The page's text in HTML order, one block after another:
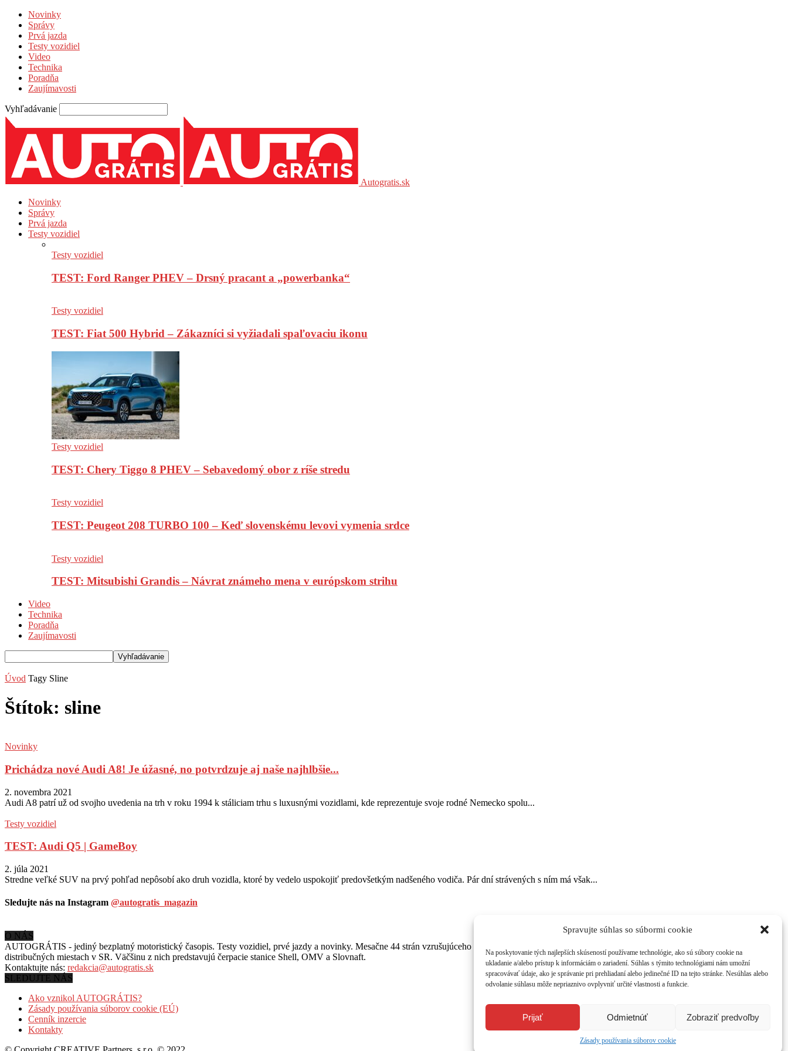
Spravujte súhlas so súbormi cookie
Na poskytovanie tých najlepších skúseností používame technológie, ako sú súbory cookie na
ukladanie a/alebo prístup k informáciám o zariadení. Súhlas s týmito technológiami nám umožní
spracovávať údaje, ako je správanie pri prehliadaní alebo jedinečné ID na tejto stránke. Nesúhlas alebo
odvolanie súhlasu môže nepriaznivo ovplyvniť určité vlastnosti a funkcie.
Prijať Odmietnúť Zobraziť predvoľby
Zásady používania súborov cookie
Novinky
Správy
Prvá jazda
Testy vozidiel
Video
Technika
Poradňa
Zaujímavosti
Vyhľadávanie
Autogratis.sk
Novinky
Správy
Prvá jazda
Testy vozidiel
Testy vozidiel
TEST: Ford Ranger PHEV – Drsný pracant a „powerbanka“
Testy vozidiel
TEST: Fiat 500 Hybrid – Zákazníci si vyžiadali spaľovaciu ikonu
Testy vozidiel
TEST: Chery Tiggo 8 PHEV – Sebavedomý obor z ríše stredu
Testy vozidiel
TEST: Peugeot 208 TURBO 100 – Keď slovenskému levovi vymenia srdce
Testy vozidiel
TEST: Mitsubishi Grandis – Návrat známeho mena v európskom strihu
Video
Technika
Poradňa
Zaujímavosti
Úvod Tagy Sline
Štítok: sline
Novinky
Prichádza nové Audi A8! Je úžasné, no potvrdzuje aj naše najhlbšie...
2. novembra 2021
Audi A8 patrí už od svojho uvedenia na trh v roku 1994 k stáliciam trhu s luxusnými vozidlami, kde reprezentuje svoje rodné Nemecko spolu...
Testy vozidiel
TEST: Audi Q5 | GameBoy
2. júla 2021
Stredne veľké SUV na prvý pohľad nepôsobí ako druh vozidla, ktoré by vedelo uspokojiť predovšetkým nadšeného vodiča. Pár dní strávených s ním má však...
Sledujte nás na Instagram @autogratis_magazin
O NÁS
AUTOGRÁTIS - jediný bezplatný motoristický časopis. Testy vozidiel, prvé jazdy a novinky. Mesačne 44 strán vzrušujúceho čítania o autách v
distribučných miestach v SR. Väčšinu z nich predstavujú čerpacie stanice Shell, OMV a Slovnaft.
Kontaktujte nás: redakcia@autogratis.sk
SLEDUJTE NÁS
Ako vznikol AUTOGRÁTIS?
Zásady používania súborov cookie (EÚ)
Cenník inzercie
Kontakty